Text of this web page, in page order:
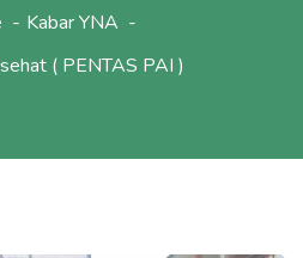
Kabar YNA
( PENTAS PAI )